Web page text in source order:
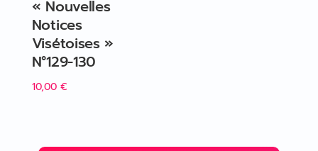
« Nouvelles
Notices
Visétoises »
N°129-130
10,00 €